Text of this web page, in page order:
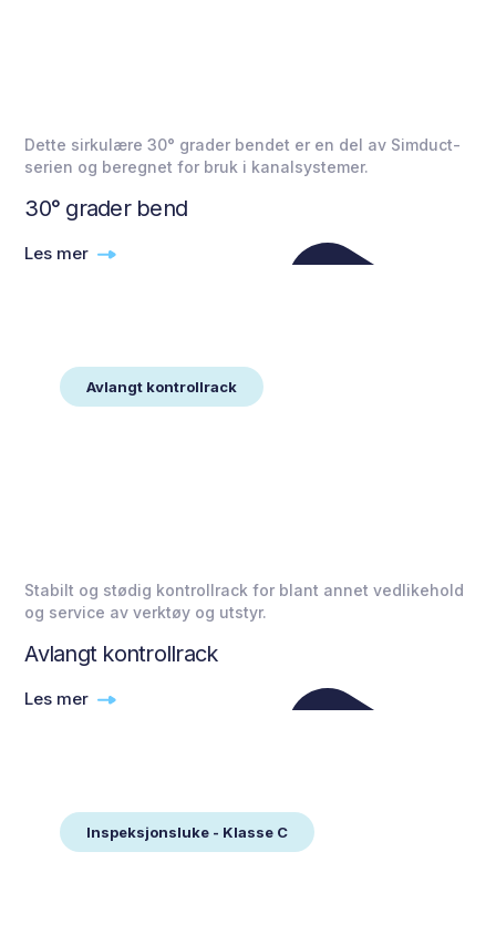
Dette sirkulære 30° grader bendet er en del av Simduct-
serien og beregnet for bruk i kanalsystemer.
30° grader bend
Les mer
Avlangt kontrollrack
Stabilt og stødig kontrollrack for blant annet vedlikehold
og service av verktøy og utstyr.
Avlangt kontrollrack
Les mer
Inspeksjonsluke - Klasse C